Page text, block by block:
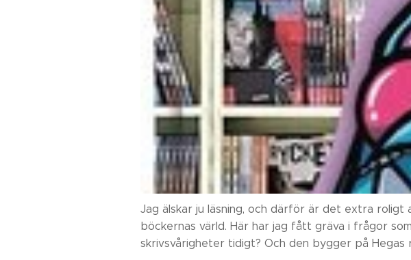
Jag älskar ju läsning, och därför är det extra
böckernas värld. Här har jag fått gräva i frågor
skrivsvårigheter tidigt? Och den bygger på Hegas